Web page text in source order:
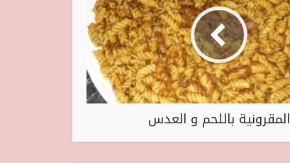
المقرونية باللحم و العدس